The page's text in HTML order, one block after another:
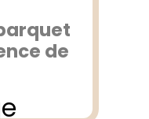
de